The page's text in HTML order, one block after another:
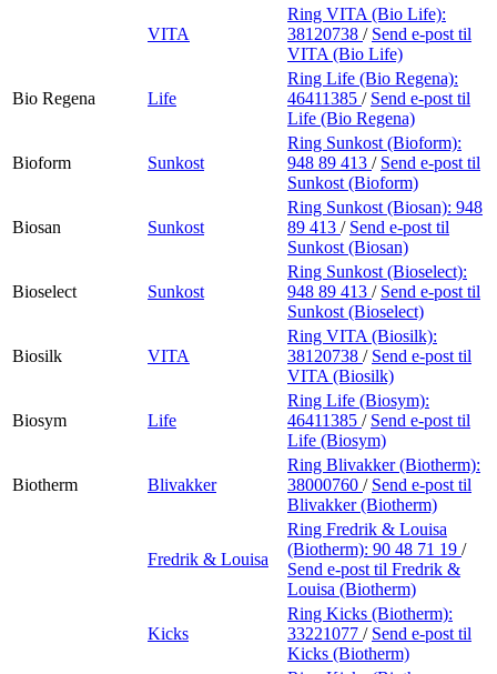
VITA
Ring VITA (Bio Life):
38120738 / Send e-post til
VITA (Bio Life)
Bio Regena Life
Ring Life (Bio Regena):
46411385 / Send e-post til
Life (Bio Regena)
Bioform Sunkost
Ring Sunkost (Bioform):
948 89 413 / Send e-post til
Sunkost (Bioform)
Biosan Sunkost
Ring Sunkost (Biosan): 948
89 413 / Send e-post til
Sunkost (Biosan)
Bioselect Sunkost
Ring Sunkost (Bioselect):
948 89 413 / Send e-post til
Sunkost (Bioselect)
Biosilk VITA
Ring VITA (Biosilk):
38120738 / Send e-post til
VITA (Biosilk)
Biosym Life
Ring Life (Biosym):
46411385 / Send e-post til
Life (Biosym)
Biotherm Blivakker
Ring Blivakker (Biotherm):
38000760 / Send e-post til
Blivakker (Biotherm)
Fredrik & Louisa
Ring Fredrik & Louisa
(Biotherm): 90 48 71 19 /
Send e-post til Fredrik &
Louisa (Biotherm)
Kicks
Ring Kicks (Biotherm):
33221077 / Send e-post til
Kicks (Biotherm)